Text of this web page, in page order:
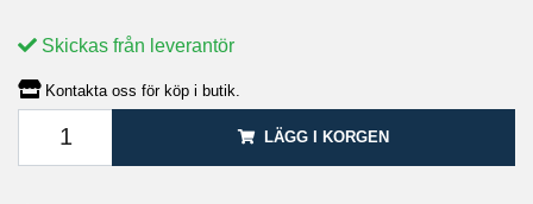
Skickas från leverantör
Kontakta oss för köp i butik.
LÄGG I KORGEN